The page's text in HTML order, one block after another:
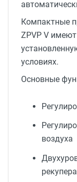
Компактные
ZPVP V
условиях.
Основные
воздуха